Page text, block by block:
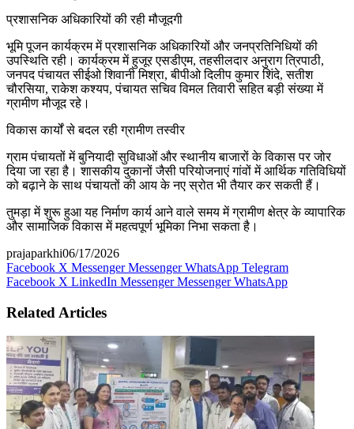
प्रशासनिक अधिकारियों की रही मौजूदगी
भूमि पूजन कार्यक्रम में प्रशासनिक अधिकारियों और जनप्रतिनिधियों की
उपस्थिति रही। कार्यक्रम में हुजूर एसडीएम, तहसीलदार अनुराग त्रिपाठी,
जनपद पंचायत सीईओ शिवानी मिश्रा, बीपीओ दिलीप कुमार शिंदे, सतीश
चौरसिया, राकेश कश्यप, पंचायत सचिव विमल तिवारी सहित बड़ी संख्या में
ग्रामीण मौजूद रहे।
विकास कार्यों से बदल रही ग्रामीण तस्वीर
ग्राम पंचायतों में बुनियादी सुविधाओं और स्थानीय बाजारों के विकास पर जोर
दिया जा रहा है। शासकीय दुकानों जैसी परियोजनाएं गांवों में आर्थिक गतिविधियों
को बढ़ाने के साथ पंचायतों की आय के नए स्रोत भी तैयार कर सकती हैं।
तुमड़ा में शुरू हुआ यह निर्माण कार्य आने वाले समय में ग्रामीण क्षेत्र के व्यापारिक
और सामाजिक विकास में महत्वपूर्ण भूमिका निभा सकता है।
prajaparkhi06/17/2026
Facebook X Messenger Messenger WhatsApp Telegram
Facebook X LinkedIn Messenger Messenger WhatsApp
Related Articles